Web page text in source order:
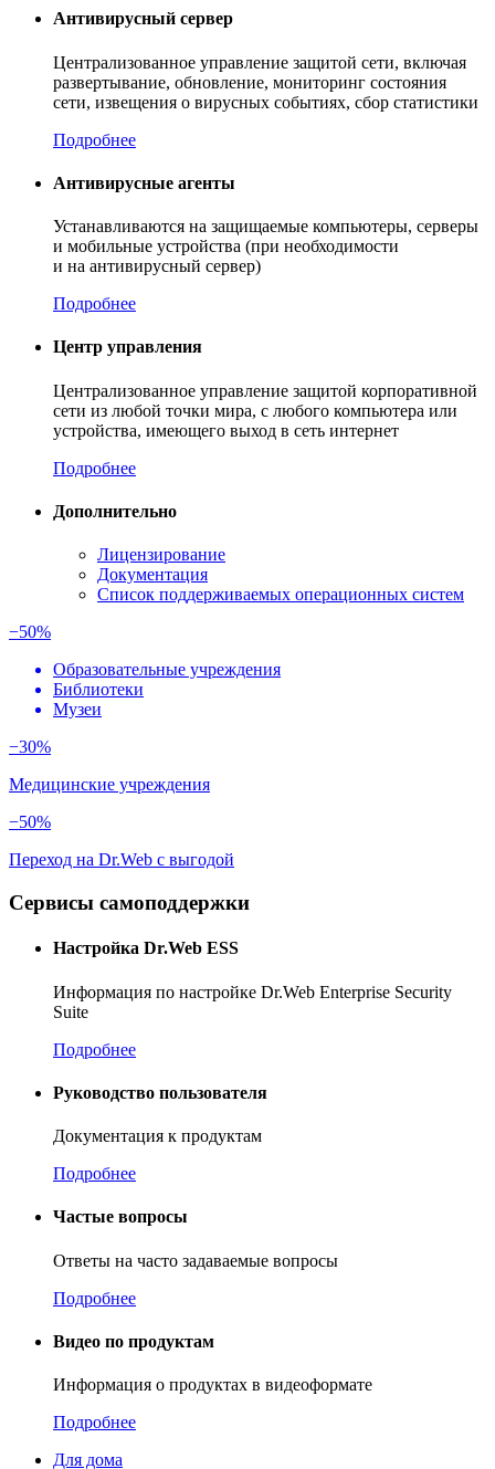
Антивирусный сервер
Централизованное управление защитой сети, включая
развертывание, обновление, мониторинг состояния
сети, извещения о вирусных событиях, сбор статистики
Подробнее
Антивирусные агенты
Устанавливаются на защищаемые компьютеры, серверы
и мобильные устройства (при необходимости
и на антивирусный сервер)
Подробнее
Центр управления
Централизованное управление защитой корпоративной
сети из любой точки мира, с любого компьютера или
устройства, имеющего выход в сеть интернет
Подробнее
Дополнительно
Лицензирование
Документация
Список поддерживаемых операционных систем
−50%
Образовательные учреждения
Библиотеки
Музеи
−30%
Медицинские учреждения
−50%
Переход на Dr.Web с выгодой
Сервисы самоподдержки
Настройка Dr.Web ESS
Информация по настройке Dr.Web Enterprise Security
Suite
Подробнее
Руководство пользователя
Документация к продуктам
Подробнее
Частые вопросы
Ответы на часто задаваемые вопросы
Подробнее
Видео по продуктам
Информация о продуктах в видеоформате
Подробнее
Для дома